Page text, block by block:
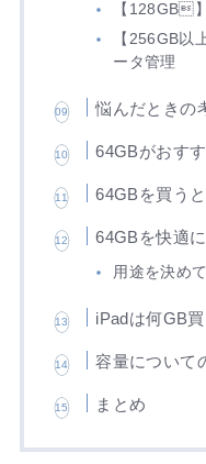
【128GB
【256GB以
ータ管理
悩んだときの
64GBがおす
64GBを買う
64GBを快適
用途を決め
iPadは何GB
容量について
まとめ